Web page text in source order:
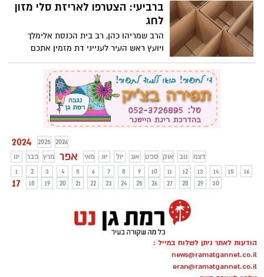
ברביעי: הצטרפו לאריזת סלי מזון
לחג
הרב שמריהו כהן, רב בית הכנסת אלימלך
ויועץ ראש העיר לענייני דת מזמין אתכם
לקחת חלק במצווה המרגשת לחג
2024 2025
2026
ינו
פבר מרץ אפר מאי יונ יול אוג ספט אוק נוב
דצמ
1
2 3 4 5 6 7 8 9 10 11 12 13 14 15 16
17 18 19 20 21 22 23 24 25 26 27 28 29 30
הודעות לאתר ניתן לשלוח במייל :
news@ramatgannet.co.il
eran@ramatgannet.co.il